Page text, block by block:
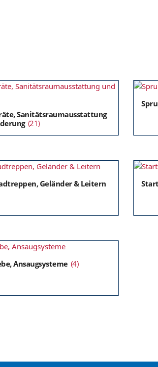
Sanitätsraumausstattung
(21)
Geländer & Leitern
Ansaugsysteme (4)